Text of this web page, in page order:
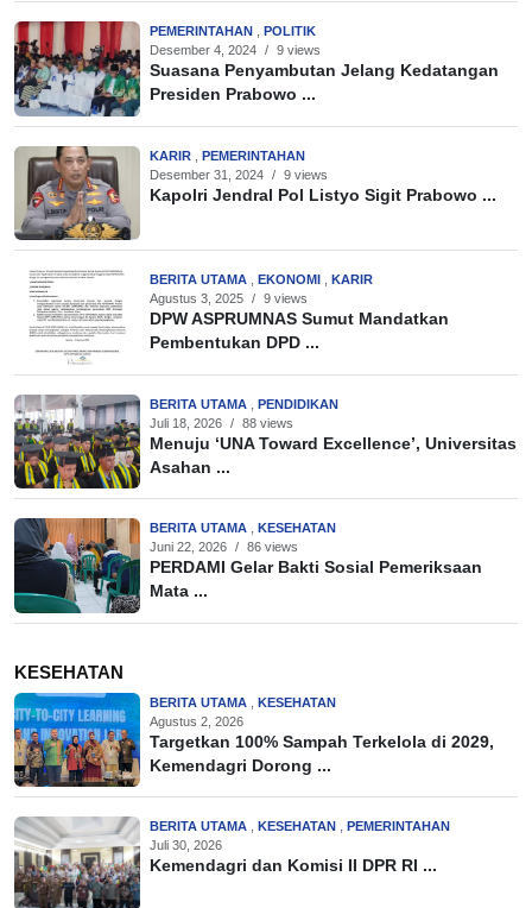
PEMERINTAHAN
POLITIK
Desember 4, 2024 / 9 views
Suasana Penyambutan Jelang Kedatangan
Presiden Prabowo ...
KARIR
PEMERINTAHAN
Desember 31, 2024 / 9 views
Kapolri Jendral Pol Listyo Sigit Prabowo ...
BERITA UTAMA EKONOMI
KARIR
Agustus 3, 2025 / 9 views
DPW ASPRUMNAS Sumut Mandatkan
Pembentukan DPD ...
BERITA UTAMA
PENDIDIKAN
Juli 18, 2026 / 88 views
Menuju ‘UNA Toward Excellence’, Universitas
Asahan ...
BERITA UTAMA
KESEHATAN
Juni 22, 2026 / 86 views
PERDAMI Gelar Bakti Sosial Pemeriksaan
Mata ...
KESEHATAN
BERITA UTAMA
KESEHATAN
Agustus 2, 2026
Targetkan 100% Sampah Terkelola di 2029,
Kemendagri Dorong ...
BERITA UTAMA KESEHATAN
PEMERINTAHAN
Juli 30, 2026
Kemendagri dan Komisi II DPR RI ...